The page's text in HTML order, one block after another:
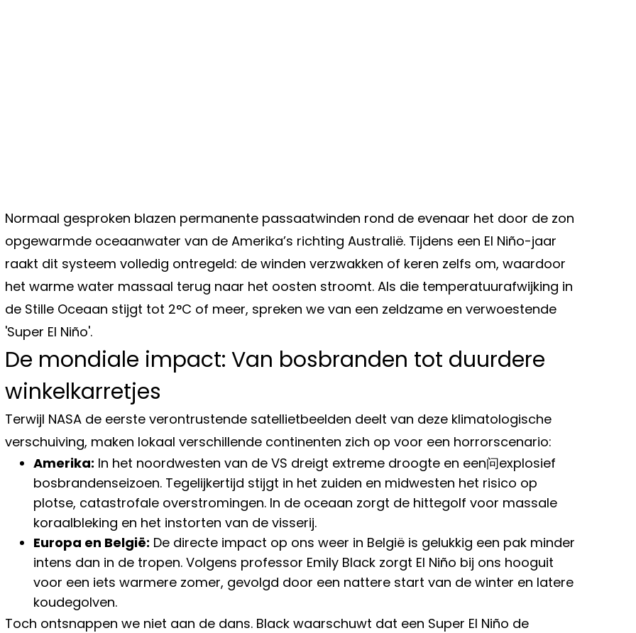
Normaal gesproken blazen permanente passaatwinden rond de evenaar het door de zon
opgewarmde oceaanwater van de Amerika’s richting Australië. Tijdens een El Niño-jaar
raakt dit systeem volledig ontregeld: de winden verzwakken of keren zelfs om, waardoor
het warme water massaal terug naar het oosten stroomt. Als die temperatuurafwijking in
de Stille Oceaan stijgt tot 2°C of meer, spreken we van een zeldzame en verwoestende
'Super El Niño'.
De mondiale impact: Van bosbranden tot duurdere
winkelkarretjes
Terwijl NASA de eerste verontrustende satellietbeelden deelt van deze klimatologische
verschuiving, maken lokaal verschillende continenten zich op voor een horrorscenario:
Amerika: In het noordwesten van de VS dreigt extreme droogte en een问explosief
bosbrandenseizoen. Tegelijkertijd stijgt in het zuiden en midwesten het risico op
plotse, catastrofale overstromingen. In de oceaan zorgt de hittegolf voor massale
koraalbleking en het instorten van de visserij.
Europa en België: De directe impact op ons weer in België is gelukkig een pak minder
intens dan in de tropen. Volgens professor Emily Black zorgt El Niño bij ons hooguit
voor een iets warmere zomer, gevolgd door een nattere start van de winter en latere
koudegolven.
Toch ontsnappen we niet aan de dans. Black waarschuwt dat een Super El Niño de